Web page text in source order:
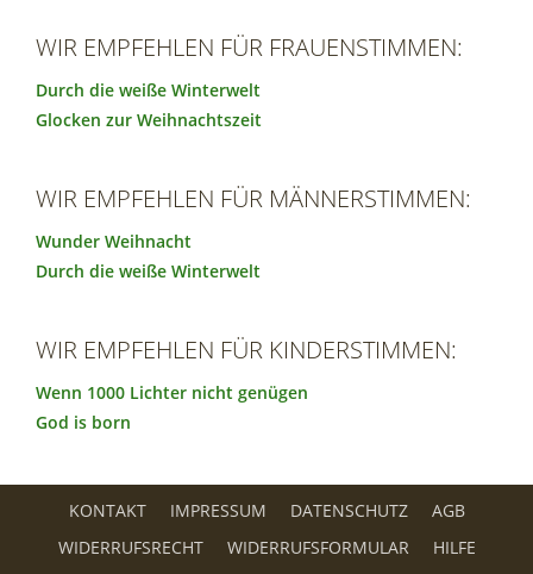
WIR EMPFEHLEN FÜR FRAUENSTIMMEN:
Durch die weiße Winterwelt
Glocken zur Weihnachtszeit
WIR EMPFEHLEN FÜR MÄNNERSTIMMEN:
Wunder Weihnacht
Durch die weiße Winterwelt
WIR EMPFEHLEN FÜR KINDERSTIMMEN:
Wenn 1000 Lichter nicht genügen
God is born
KONTAKT IMPRESSUM DATENSCHUTZ
AGB
WIDERRUFSRECHT
WIDERRUFSFORMULAR
HILFE